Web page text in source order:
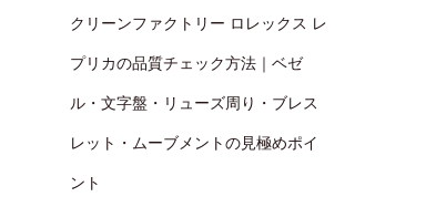
クリーンファクトリー ロレックス レ
プリカの品質チェック方法｜ベゼ
ル・文字盤・リューズ周り・ブレス
レット・ムーブメントの見極めポイ
ント